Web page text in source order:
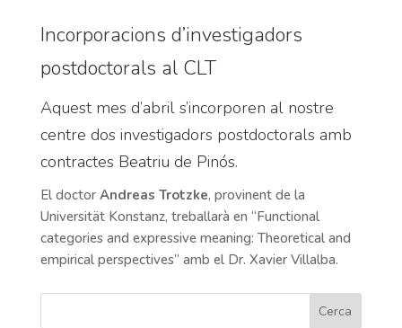
Incorporacions d’investigadors
postdoctorals al CLT
Aquest mes d’abril s’incorporen al nostre
centre dos investigadors postdoctorals amb
contractes Beatriu de Pinós.
El doctor Andreas Trotzke, provinent de la
Universität Konstanz, treballarà en “Functional
categories and expressive meaning: Theoretical and
empirical perspectives” amb el Dr. Xavier Villalba.
Cerca